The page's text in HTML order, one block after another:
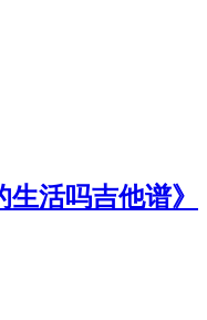
活吗吉他谱》